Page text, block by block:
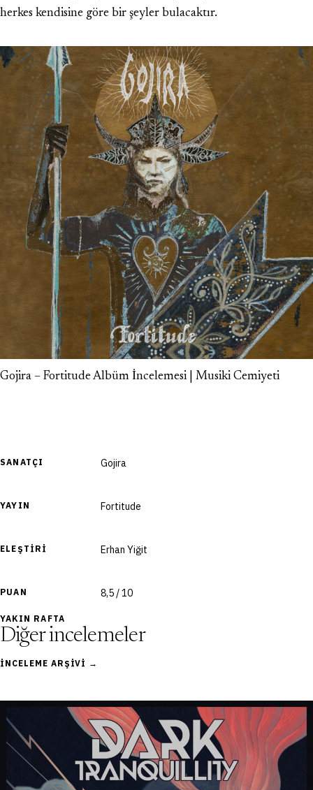
SANATÇI Gojira
YAYIN Fortitude
ELEŞTIRI Erhan Yiğit
PUAN 8,5 / 10
herkes kendisine göre bir şeyler bulacaktır.
Gojira – Fortitude Albüm İncelemesi | Musiki Cemiyeti
YAKIN RAFTA
Diğer incelemeler
İNCELEME ARŞIVI →